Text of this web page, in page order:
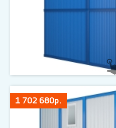
1 702 680р.